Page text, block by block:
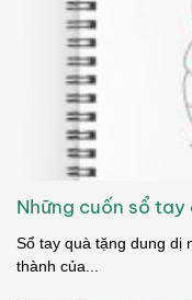
Những cuốn sổ
Sổ tay quà tặng dung dị
thành của...